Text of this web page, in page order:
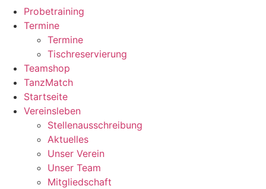
Probetraining
Termine
Termine
Tischreservierung
Teamshop
TanzMatch
Startseite
Vereinsleben
Stellenausschreibung
Aktuelles
Unser Verein
Unser Team
Mitgliedschaft